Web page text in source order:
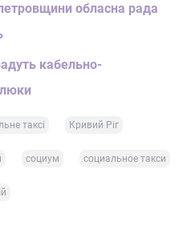
обласна рада
кабельно-
таксі Кривий Ріг
социум социальное такси